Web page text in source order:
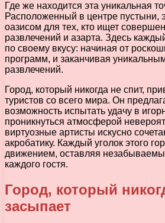
Где же находится эта уникальная
Расположенный в центре пустыни,
оазисом для тех, кто ищет
развлечений и азарта. Здесь
по своему вкусу: начиная от
программ, и заканчивая
развлечений.
Город, который никогда не спит,
туристов со всего мира. Он
возможность испытать удачу в
проникнуться атмосферой
виртуозные артисты искусно
акробатику. Каждый уголок этого
движением, оставляя
каждого гостя.
Город, который
засыпает